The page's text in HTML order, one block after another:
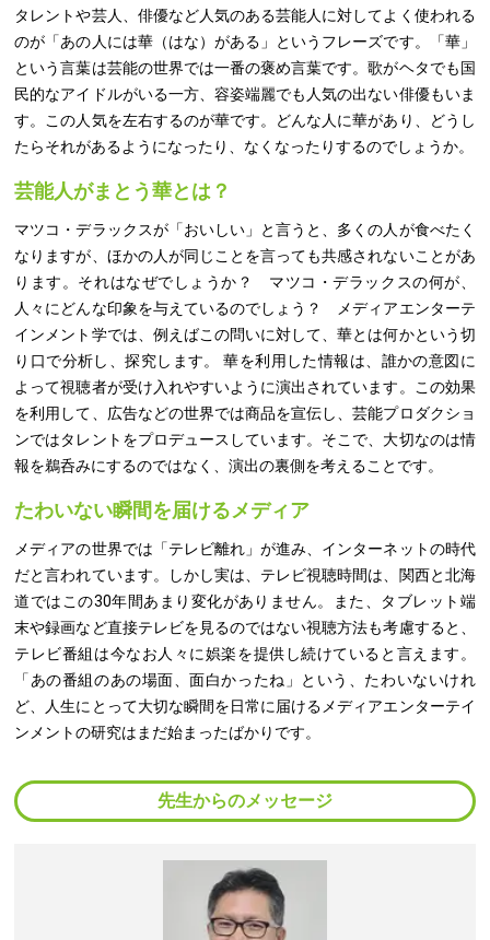
タレントや芸人、俳優など人気のある芸能人に対してよく使われる
のが「あの人には華（はな）がある」というフレーズです。「華」
という言葉は芸能の世界では一番の褒め言葉です。歌がヘタでも国
民的なアイドルがいる一方、容姿端麗でも人気の出ない俳優もいま
す。この人気を左右するのが華です。どんな人に華があり、どうし
たらそれがあるようになったり、なくなったりするのでしょうか。
芸能人がまとう華とは？
マツコ・デラックスが「おいしい」と言うと、多くの人が食べたく
なりますが、ほかの人が同じことを言っても共感されないことがあ
ります。それはなぜでしょうか？ マツコ・デラックスの何が、
人々にどんな印象を与えているのでしょう？ メディアエンターテ
インメント学では、例えばこの問いに対して、華とは何かという切
り口で分析し、探究します。 華を利用した情報は、誰かの意図に
よって視聴者が受け入れやすいように演出されています。この効果
を利用して、広告などの世界では商品を宣伝し、芸能プロダクショ
ンではタレントをプロデュースしています。そこで、大切なのは情
報を鵜呑みにするのではなく、演出の裏側を考えることです。
たわいない瞬間を届けるメディア
メディアの世界では「テレビ離れ」が進み、インターネットの時代
だと言われています。しかし実は、テレビ視聴時間は、関西と北海
道ではこの30年間あまり変化がありません。また、タブレット端
末や録画など直接テレビを見るのではない視聴方法も考慮すると、
テレビ番組は今なお人々に娯楽を提供し続けていると言えます。
「あの番組のあの場面、面白かったね」という、たわいないけれ
ど、人生にとって大切な瞬間を日常に届けるメディアエンターテイ
ンメントの研究はまだ始まったばかりです。
先生からのメッセージ